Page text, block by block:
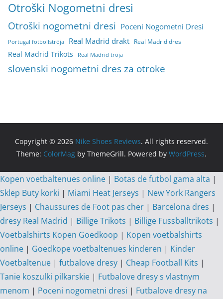
Otroški Nogometni dresi
Otroški nogometni dresi Poceni Nogometni Dresi
Portugal fotbollströja Real Madrid drakt Real Madrid dres
Real Madrid Trikots Real Madrid tröja
slovenski nogometni dres za otroke
Copyright © 2026 Nike Shoes Reviews. All rights reserved.
Theme: ColorMag by ThemeGrill. Powered by WordPress.
Kopen voetbaltenues online | Botas de futbol gama alta |
Sklep Buty korki | Miami Heat Jerseys | New York Rangers
Jerseys | Chaussures de Foot pas cher | Barcelona dres |
dresy Real Madrid | Billige Trikots | Billige Fussballtrikots |
Voetbalshirts Kopen Goedkoop | Kopen voetbalshirts
online | Goedkope voetbaltenues kinderen | Kinder
Voetbaltenue | futbalove dresy | Cheap Football Kits |
Tanie koszulki pilkarskie | Futbalove dresy s vlastnym
menom | Poceni nogometni dresi | Futbalove dresy na